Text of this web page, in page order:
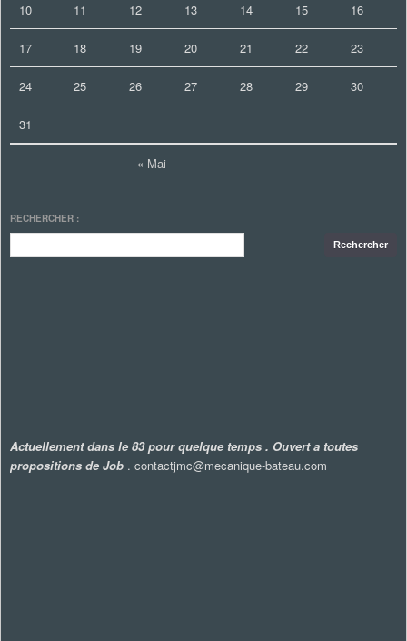
« Mai
10 11 12 13 14 15 16
17 18 19 20 21 22 23
24 25 26 27 28 29 30
31
RECHERCHER :
Actuellement dans le 83 pour quelque temps . Ouvert a toutes
propositions de Job . contactjmc@mecanique-bateau.com